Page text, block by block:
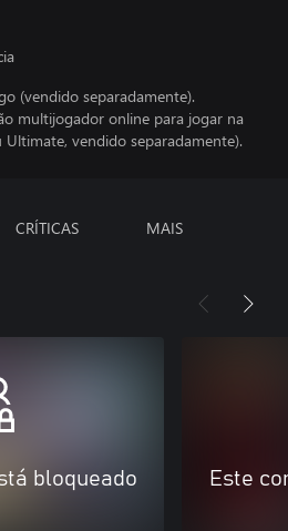
(vendido separadamente).
multijogador online para jogar na
Ultimate, vendido separadamente).
CRÍTICAS MAIS
bloqueado Este